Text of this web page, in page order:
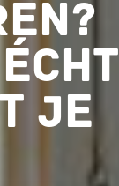
écht
je